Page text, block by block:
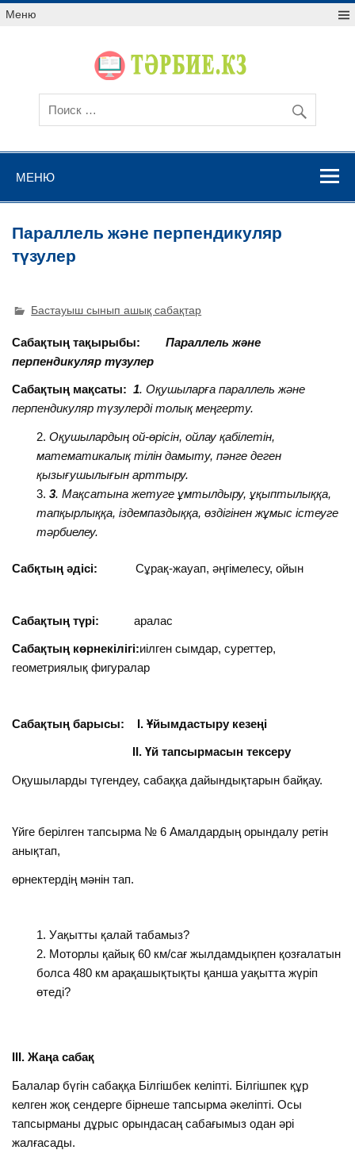
Меню
МЕНЮ
Параллель және перпендикуляр
түзулер
Бастауыш сынып ашық сабақтар
Сабақтың тақырыбы:
Параллель және
перпендикуляр түзулер
Сабақтың мақсаты: 1. Оқушыларға параллель және
перпендикуляр түзулерді толық меңгерту.
Оқушылардың ой-өрісін, ойлау қабілетін,
математикалық тілін дамыту, пәнге деген
қызығушылығын арттыру.
3. Мақсатына жетуге ұмтылдыру, ұқыптылыққа,
тапқырлыққа, іздемпаздыққа, өздігінен жұмыс істеуге
тәрбиелеу.
Сабқтың әдісі: Сұрақ-жауап, әңгімелесу, ойын
Сабақтың түрі: аралас
Сабақтың көрнекілігі:иілген сымдар, суреттер,
геометриялық фигуралар
Сабақтың барысы: І. Ұйымдастыру кезеңі
ІІ. Үй тапсырмасын тексеру
Оқушыларды түгендеу, сабаққа дайындықтарын байқау.
Үйге берілген тапсырма № 6 Амалдардың орындалу ретін
анықтап,
өрнектердің мәнін тап.
Уақытты қалай табамыз?
Моторлы қайық 60 км/сағ жылдамдықпен қозғалатын
болса 480 км арақашықтықты қанша уақытта жүріп
өтеді?
ІІІ. Жаңа сабақ
Балалар бүгін сабаққа Білгішбек келіпті. Білгішпек құр
келген жоқ сендерге бірнеше тапсырма әкеліпті. Осы
тапсырманы дұрыс орындасаң сабағымыз одан әрі
жалғасады.